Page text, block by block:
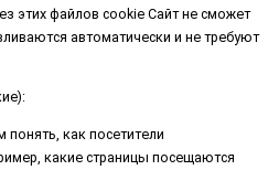
этих файлов cookie Сайт не сможет
автоматически и не требуют
как посетители
какие страницы посещаются